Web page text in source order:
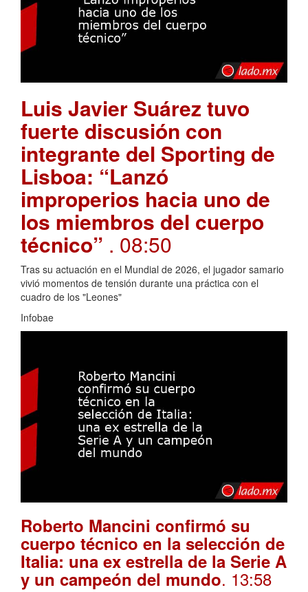
Luis Javier Suárez tuvo
fuerte discusión con
integrante del Sporting de
Lisboa: “Lanzó
improperios hacia uno de
los miembros del cuerpo
técnico” . 08:50
Tras su actuación en el Mundial de 2026, el jugador samario
vivió momentos de tensión durante una práctica con el
cuadro de los "Leones"
Infobae
Roberto Mancini confirmó su
cuerpo técnico en la selección de
Italia: una ex estrella de la Serie A
y un campeón del mundo. 13:58